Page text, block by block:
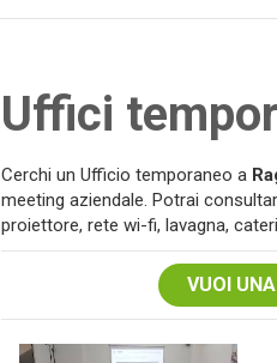
Uffici
Cerchi un Ufficio temporaneo a
meeting aziendale. Potrai
proiettore, rete wi-fi, lavagna,
VUOI